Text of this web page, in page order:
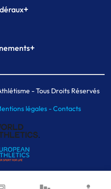
+
Formation
+
indoor
de Paris- Tous Droits Réservés
légales -Contacts